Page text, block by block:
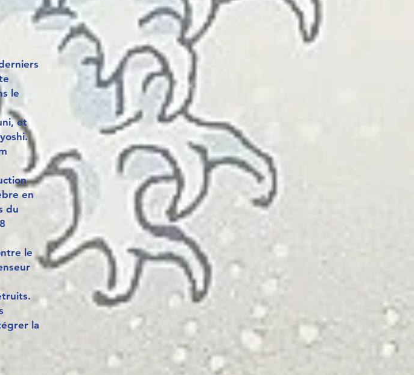
le
et
en
du
le
la